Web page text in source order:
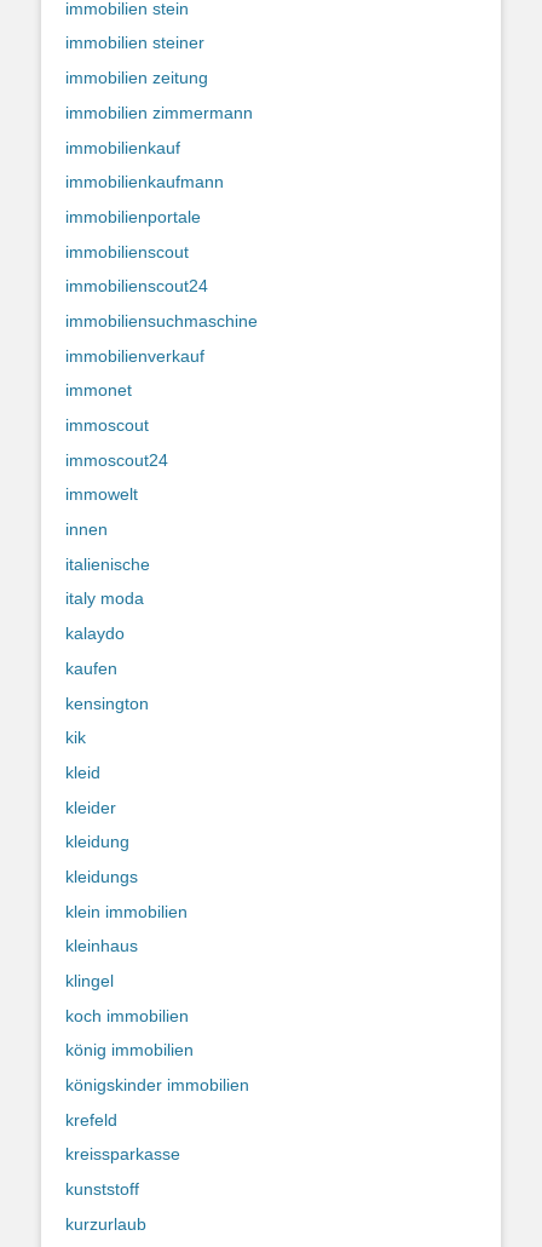
immobilien stein
immobilien steiner
immobilien zeitung
immobilien zimmermann
immobilienkauf
immobilienkaufmann
immobilienportale
immobilienscout
immobilienscout24
immobiliensuchmaschine
immobilienverkauf
immonet
immoscout
immoscout24
immowelt
innen
italienische
italy moda
kalaydo
kaufen
kensington
kik
kleid
kleider
kleidung
kleidungs
klein immobilien
kleinhaus
klingel
koch immobilien
könig immobilien
königskinder immobilien
krefeld
kreissparkasse
kunststoff
kurzurlaub